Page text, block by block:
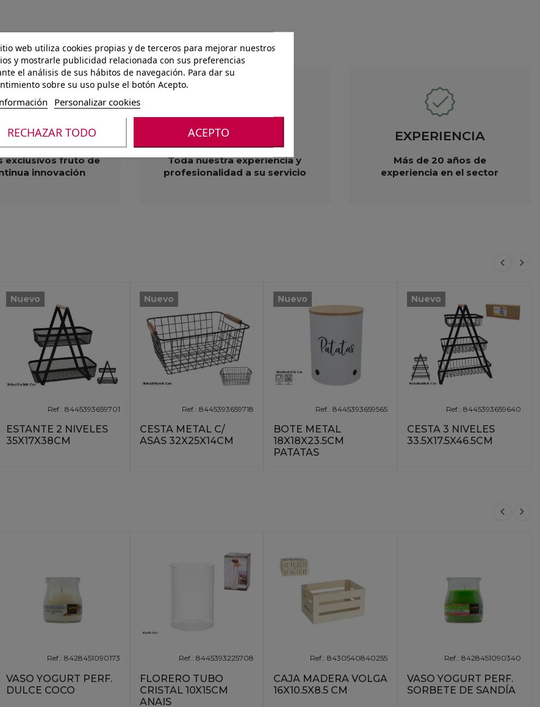
CALIDAD
exclusivos fruto de
innovación
SERVICIO
Toda nuestra experiencia y
profesionalidad a su servicio
EXPERIENCIA
Más de 20 años de
experiencia en el sector
Nuevo
Ref.: 8445393659701
ESTANTE 2 NIVELES
35X17X38CM
Nuevo
Ref.: 8445393659718
CESTA METAL C/
ASAS 32X25X14CM
Nuevo
Ref.: 8445393659565
BOTE METAL
18X18X23.5CM
PATATAS
Nuevo
Ref.: 8445393659640
CESTA 3 NIVELES
33.5X17.5X46.5CM
Ref.: 8428451090173
VASO YOGURT PERF.
DULCE COCO
Ref.: 8445393225708
FLORERO TUBO
CRISTAL 10X15CM
ANAIS
Ref.: 8430540840255
CAJA MADERA VOLGA
16X10.5X8.5 CM
Ref.: 8428451090340
VASO YOGURT PERF.
SORBETE DE SANDÍA
web utiliza cookies propias y de terceros para mejorar nuestros
y mostrarle publicidad relacionada con sus preferencias
el análisis de sus hábitos de navegación. Para dar su
sobre su uso pulse el botón Acepto.
Personalizar cookies
RECHAZAR TODO ACEPTO